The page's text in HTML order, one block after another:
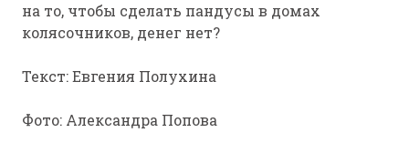
на то, чтобы сделать пандусы в домах
колясочников, денег нет?
Текст:Евгения Полухина
Фото: Александра Попова